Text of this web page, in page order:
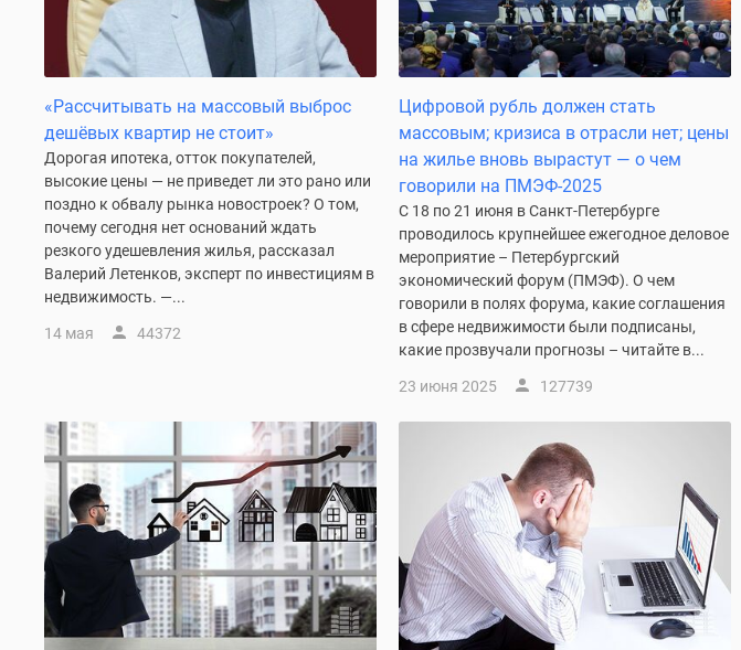
комнатные
Готовые
новостройки
комнатные
Военная
ипотека
Покупателю
Новостройки
Петербурга
ипотека
Аналитика
Панорамы
новостроек
комнатные
Субсидированная
застройщиком
Мнение
«Рассчитывать на массовый выброс
дешёвых квартир не стоит»
Дорогая ипотека, отток покупателей,
высокие цены — не приведет ли это рано или
поздно к обвалу рынка новостроек? О том,
почему сегодня нет оснований ждать
резкого удешевления жилья, рассказал
Валерий Летенков, эксперт по инвестициям в
недвижимость. —...
14 мая 44372
Цифровой рубль должен стать
массовым; кризиса в отрасли нет; цены
на жилье вновь вырастут — о чем
говорили на ПМЭФ-2025
С 18 по 21 июня в Санкт-Петербурге
проводилось крупнейшее ежегодное деловое
мероприятие – Петербургский
экономический форум (ПМЭФ). О чем
говорили в полях форума, какие соглашения
в сфере недвижимости были подписаны,
какие прозвучали прогнозы – читайте в...
23 июня 2025 127739